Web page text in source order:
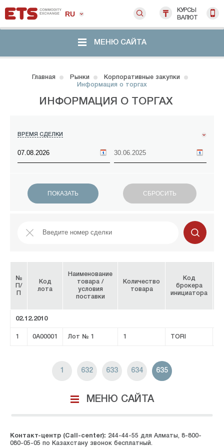
RU
КУРСЫ
ВАЛЮТ
МЕНЮ САЙТА
Главная Рынки
Корпоративные закупки
Информация о торгах
ИНФОРМАЦИЯ О ТОРГАХ
ВРЕМЯ СДЕЛКИ
№
П/
П
Код
лота
Наименование
товара /
условия
поставки
Количество
товара
Код
брокера
инициатора
02.12.2010
1 0A00001 Лот № 1 1 TORI
1 632 633 634 635
МЕНЮ САЙТА
Контакт-центр (Call-center): 244-44-55 для Алматы, 8-800-
080-05-05 по Казахстану звонок бесплатный.